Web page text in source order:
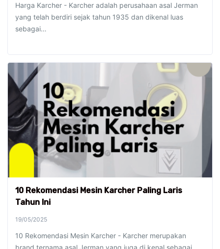
Harga Karcher - Karcher adalah perusahaan asal Jerman
yang telah berdiri sejak tahun 1935 dan dikenal luas
sebagai…
10 Rekomendasi Mesin Karcher Paling Laris
Tahun Ini
19/05/2025
10 Rekomendasi Mesin Karcher - Karcher merupakan
brand ternama asal Jerman yang juga di kenal sebagai